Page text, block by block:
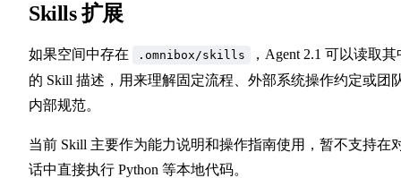
Skills 扩展
如果空间中存在 .omnibox/skills
，Agent 2.1 可以读取其
的 Skill 描述，用来理解固定流程、外部系统操作约定或团
内部规范。
当前 Skill 主要作为能力说明和操作指南使用，暂不支持在
话中直接执行 Python 等本地代码。